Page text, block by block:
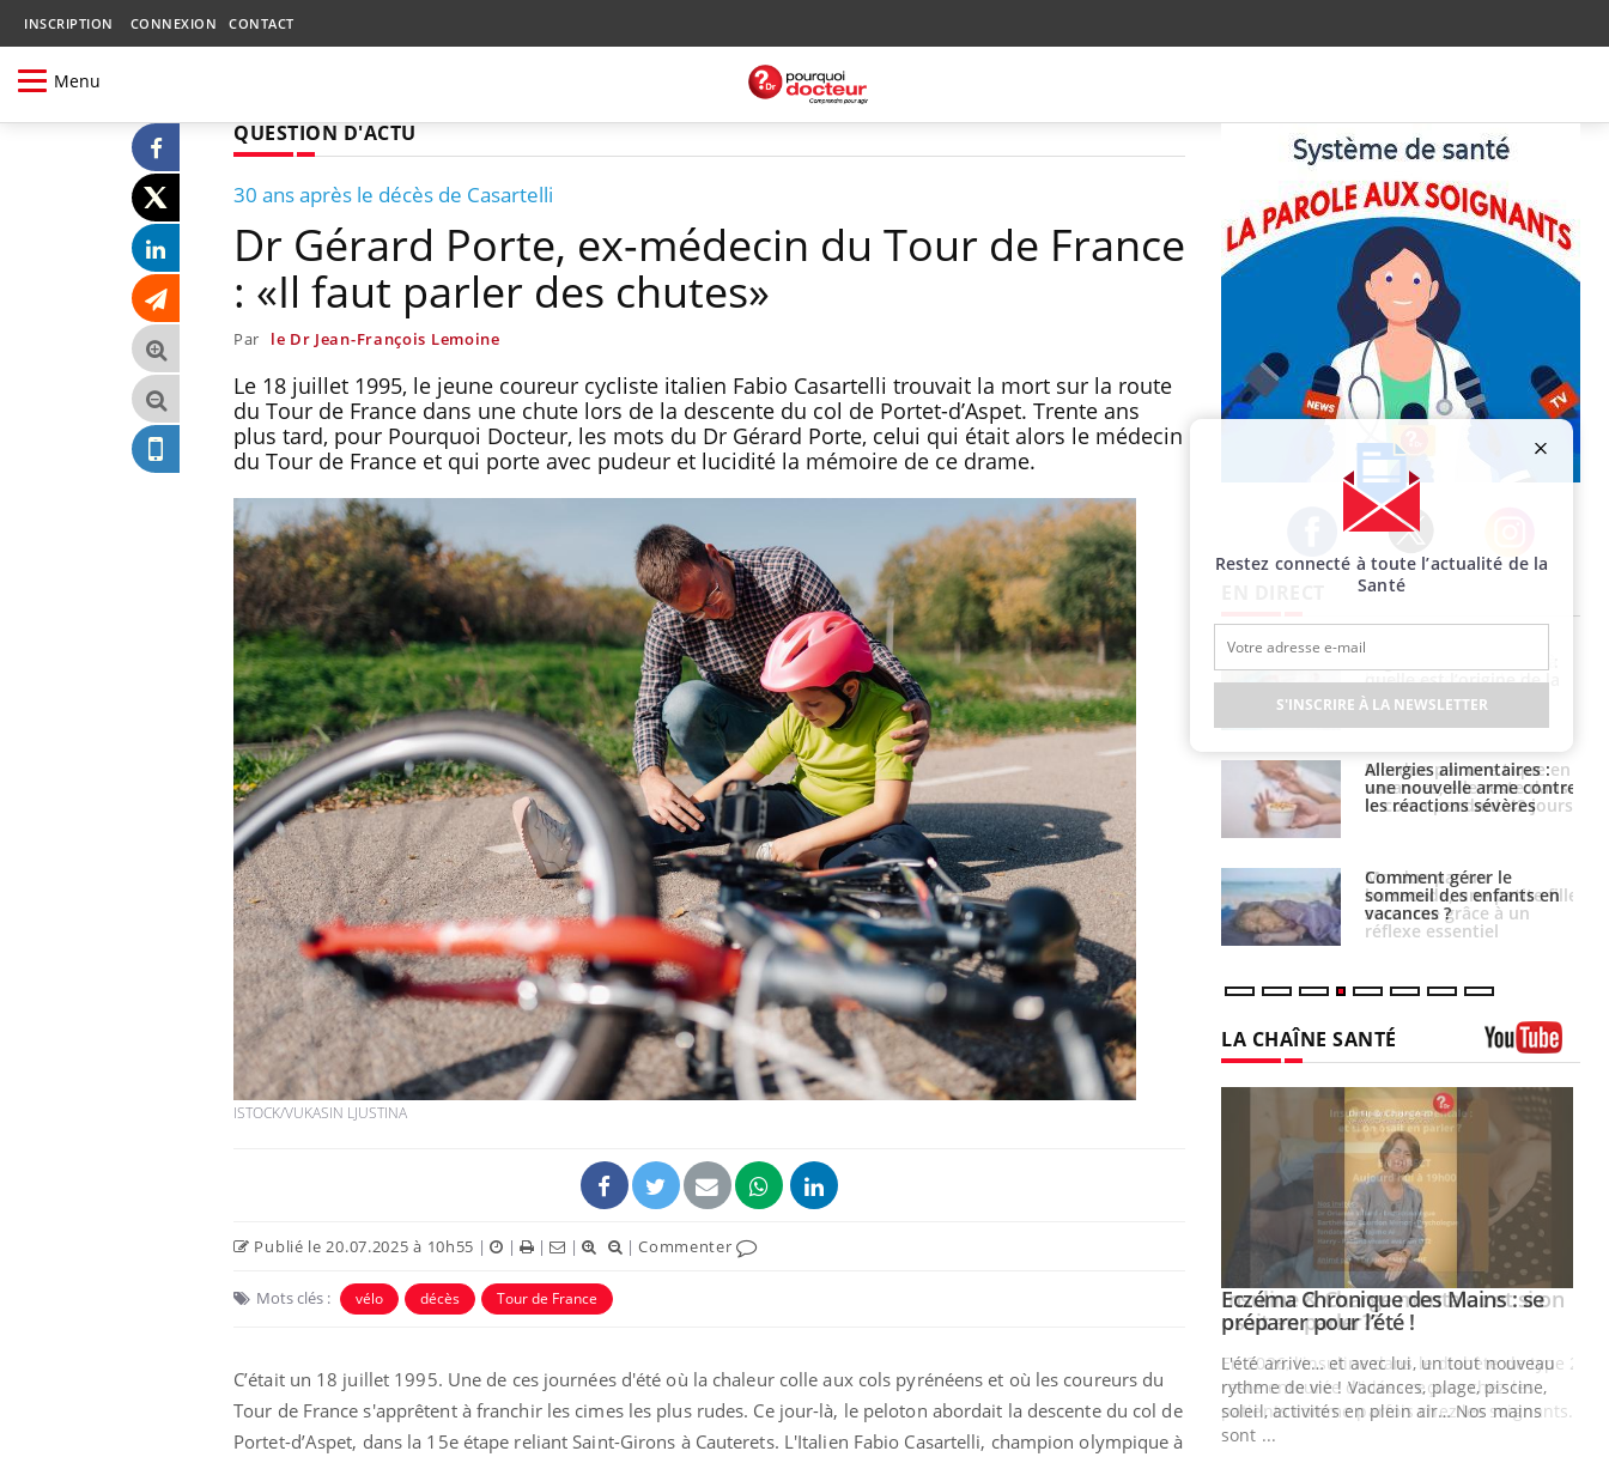
INSCRIPTION CONNEXION CONTACT
Menu
QUESTION D'ACTU
30 ans après le décès de Casartelli
Dr Gérard Porte, ex-médecin du Tour de France
: «Il faut parler des chutes»
Par le Dr Jean-François Lemoine
Le 18 juillet 1995, le jeune coureur cycliste italien Fabio Casartelli trouvait la mort sur la route
du Tour de France dans une chute lors de la descente du col de Portet-d’Aspet. Trente ans
plus tard, pour Pourquoi Docteur, les mots du Dr Gérard Porte, celui qui était alors le médecin
du Tour de France et qui porte avec pudeur et lucidité la mémoire de ce drame.
ISTOCK/VUKASIN LJUSTINA
Publié le 20.07.2025 à 10h55 | | | | |Commenter
Mots clés : vélo décès Tour de France
C’était un 18 juillet 1995. Une de ces journées d'été où la chaleur colle aux cols pyrénéens et où les coureurs du
Tour de France s'apprêtent à franchir les cimes les plus rudes. Ce jour-là, le peloton abordait la descente du col de
Portet-d’Aspet, dans la 15e étape reliant Saint-Girons à Cauterets. L'Italien Fabio Casartelli, champion olympique à
Facebook Twitter Instagram
VIH : la fin du comprimé
tous les jours se profile-t-
elle enfin ?
Pourquoi votre ventre
gâche-t-il les premiers
jours de vos vacances ?
Fortes chaleurs :
pourquoi le risque de
noyade grimpe-t-il ?
Le Viagra pourrait-il
freiner la propagation du
cancer ?
Pourquoi manger moins
de protéines pourrait
finalement être bénéfique
Grossesse et chaleur : ce
que dit la science
Le smartphone nuit-il à
l'apprentissage de la
lecture ?
Mordue par une tique en
vacances, elle reste dans
le coma pendant 42 jours
Mordue par un
barracuda, une petite fille
secourue grâce à un
réflexe essentiel
quelle est l’origine de la
contamination ?
Allergies alimentaires :
une nouvelle arme contre
les réactions sévères
Comment gérer le
sommeil des enfants en
vacances ?
LA CHAÎNE SANTÉ
Eczéma Chronique des Mains :
expliquer ma maladieYoutube
d'autres non ! D'un côté, poser des
questions sur la maladie d'un proche c'est
Youtube
Carence en fer : comprendre pour
prévenirYoutube
même alopécie… Les symptômes de la
carence en fer sont multiples ce qui la rend
...
reste entourée d'idées reçues chez les
patients comme parfois chez les soignants.
Youtube
Eczéma Chronique des Mains : se
préparer pour l’été !Youtube
L'été arrive… et avec lui, un tout nouveau
rythme de vie ! Vacances, plage, piscine,
soleil, activités en plein air… Nos mains
sont ...
Restez connecté à toute l’actualité de la
Santé
S'INSCRIRE À LA NEWSLETTER